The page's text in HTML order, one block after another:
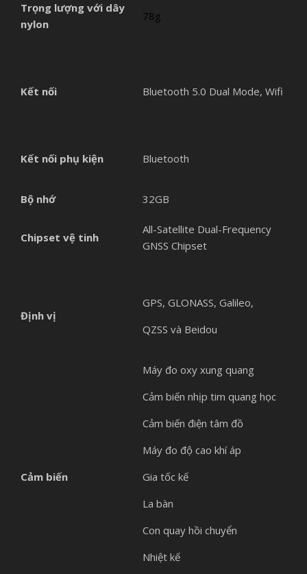
Trọng lượng với dây
nylon
78g
Kết nối Bluetooth 5.0 Dual Mode, Wifi
Kết nối phụ kiện Bluetooth
Bộ nhớ 32GB
Chipset vệ tinh
All-Satellite Dual-Frequency
GNSS Chipset
Định vị
GPS, GLONASS, Galileo,
QZSS và Beidou
Cảm biến
Máy đo oxy xung quang
Cảm biến nhịp tim quang học
Cảm biến điện tâm đồ
Máy đo độ cao khí áp
Gia tốc kế
La bàn
Con quay hồi chuyển
Nhiệt kế